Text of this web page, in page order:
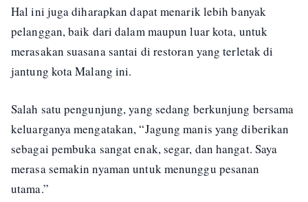
Hal ini juga diharapkan dapat menarik lebih banyak
pelanggan, baik dari dalam maupun luar kota, untuk
merasakan suasana santai di restoran yang terletak di
jantung kota Malang ini.
Salah satu pengunjung, yang sedang berkunjung bersama
keluarganya mengatakan, “Jagung manis yang diberikan
sebagai pembuka sangat enak, segar, dan hangat. Saya
merasa semakin nyaman untuk menunggu pesanan
utama.”